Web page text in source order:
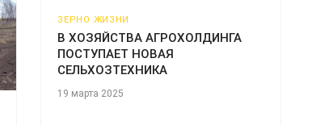
ЗЕРНО ЖИЗНИ
В ХОЗЯЙСТВА АГРОХОЛДИНГА
ПОСТУПАЕТ НОВАЯ
СЕЛЬХОЗТЕХНИКА
19 марта 2025